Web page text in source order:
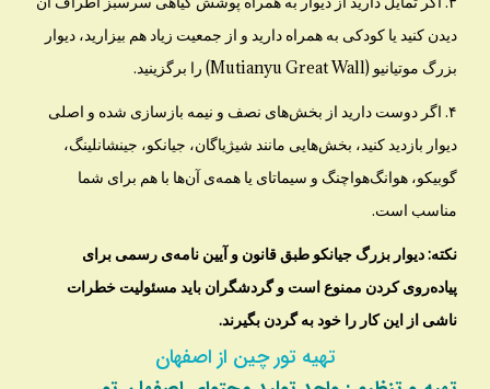
دیدن کنید یا کودکی به همراه دارید و از جمعیت زیاد هم بیزارید، دیوار
بزرگ موتیانیو (Mutianyu Great Wall) را برگزینید.
۴. اگر دوست دارید از بخش‌های نصف و نیمه بازسازی شده و اصلی
دیوار بازدید کنید، بخش‌هایی مانند شیژیاگان، جیانکو، جینشانلینگ،
گوبیکو، هوانگ‌هواچنگ و سیماتای یا همه‌ی آن‌ها با هم برای شما
مناسب است.
نکته: دیوار بزرگ جیانکو طبق قانون و آیین نامه‌ی رسمی برای
پیاده‌روی کردن ممنوع است و گردشگران باید مسئولیت خطرات
ناشی از این کار را خود به گردن بگیرند.
تهیه تور چین از اصفهان